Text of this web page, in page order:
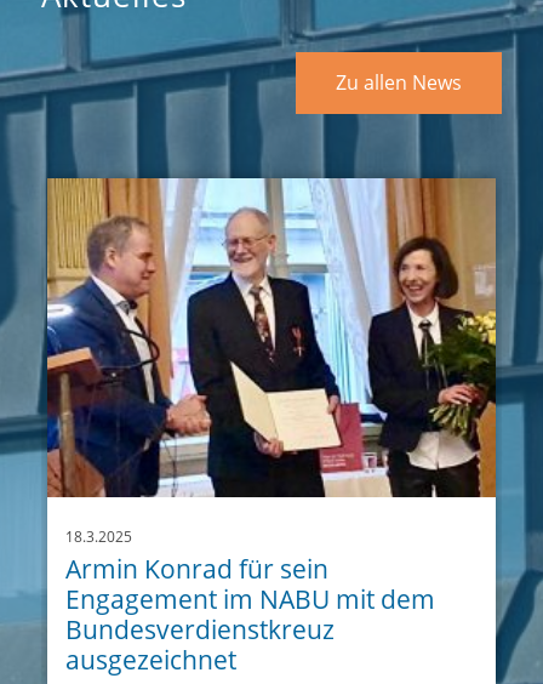
Zu allen News
18.3.2025
Armin Konrad für sein
Engagement im NABU mit dem
Bundesverdienstkreuz
ausgezeichnet